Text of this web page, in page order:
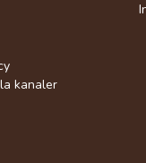
kanaler